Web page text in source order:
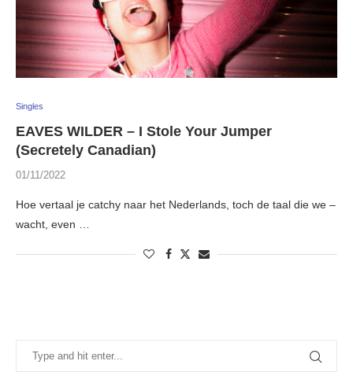
Singles
EAVES WILDER – I Stole Your Jumper
(Secretely Canadian)
01/11/2022
Hoe vertaal je catchy naar het Nederlands, toch de taal die we –
wacht, even …